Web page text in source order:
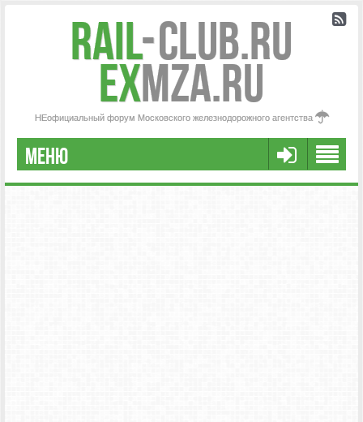
Rail-Club.RU
exMZA.RU
НЕофициальный форум Московского железнодорожного агентства
МЕНЮ
РЕГИСТРАЦИЯ